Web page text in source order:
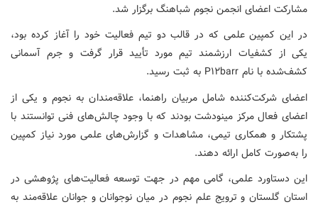
مشارکت اعضای انجمن نجوم شباهنگ برگزار شد.
در این کمپین علمی که در قالب دو تیم فعالیت خود را آغاز کرده بود،
یکی از کشفیات ارزشمند تیم مورد تأیید قرار گرفت و جرم آسمانی
کشف‌شده با نام P۱۲barr به ثبت رسید.
اعضای شرکت‌کننده شامل مربیان راهنما، علاقه‌مندان به نجوم و یکی از
اعضای فعال مرکز مینودشت بودند که با وجود چالش‌های فنی توانستند با
پشتکار و همکاری تیمی، مشاهدات و گزارش‌های علمی مورد نیاز کمپین
را به‌صورت کامل ارائه دهند.
این دستاورد علمی، گامی مهم در جهت توسعه فعالیت‌های پژوهشی در
استان گلستان و ترویج علم نجوم در میان نوجوانان و جوانان علاقه‌مند به